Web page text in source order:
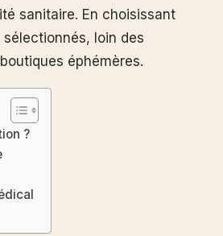
sanitaire. En choisissant
loin des
éphémères.
?